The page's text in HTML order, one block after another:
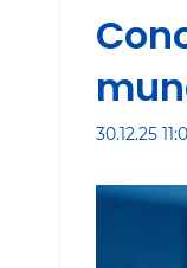
30.12.25